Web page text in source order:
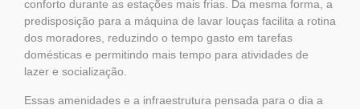
conforto durante as estações mais frias. Da mesma forma, a
predisposição para a máquina de lavar louças facilita a rotina
dos moradores, reduzindo o tempo gasto em tarefas
domésticas e permitindo mais tempo para atividades de
lazer e socialização.
Essas amenidades e a infraestrutura pensada para o dia a